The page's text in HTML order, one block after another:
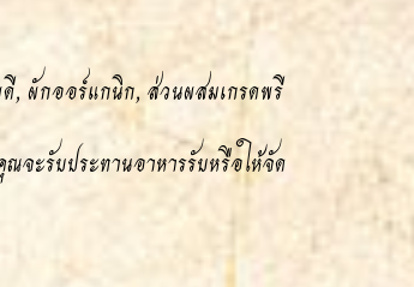
, ผักออร์แกนิก, ส่วนผสมเกรดพรี
ะรับประทานอาหารรับหรือให้จัด